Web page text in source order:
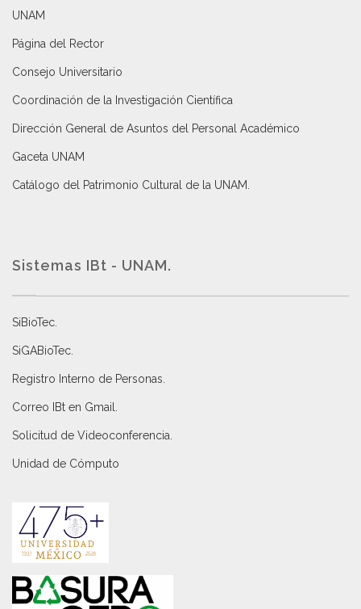
UNAM
Página del Rector
Consejo Universitario
Coordinación de la Investigación Científica
Dirección General de Asuntos del Personal Académico
Gaceta UNAM
Catálogo del Patrimonio Cultural de la UNAM.
Sistemas IBt - UNAM.
SiBioTec
SiGABioTec.
Registro Interno de Personas
Correo IBt en Gmail
Solicitud de Videoconferencia.
Unidad de Cómputo